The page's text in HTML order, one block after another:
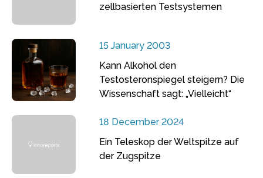
zellbasierten Testsystemen
15 January 2003
Kann Alkohol den
Testosteronspiegel steigern? Die
Wissenschaft sagt: „Vielleicht“
18 December 2024
Ein Teleskop der Weltspitze auf
der Zugspitze